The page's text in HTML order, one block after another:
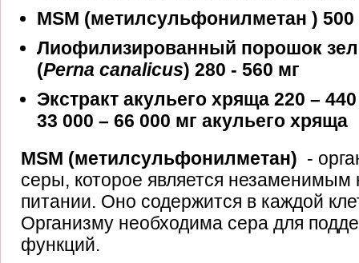
MSM (метилсульфонилметан ) 500
Лиофилизированный порошок
(Perna canalicus) 280 - 560 мг
Экстракт акульего хряща 220 –
33 000 – 66 000 мг акульего хряща
MSM (метилсульфонилметан) -
серы, которое является незаменимым
питании. Оно содержится в каждой
Организму необходима сера для
функций.